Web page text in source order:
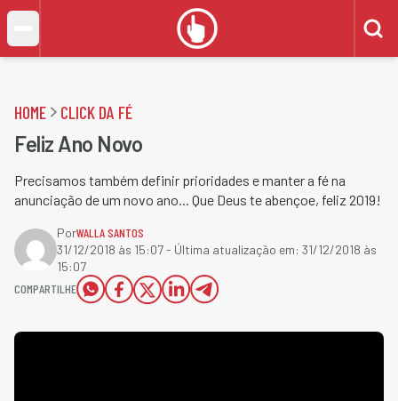
HOME CLICK DA FÉ
Feliz Ano Novo
Precisamos também definir prioridades e manter a fé na
anunciação de um novo ano... Que Deus te abençoe, feliz 2019!​
PorWALLA SANTOS
31/12/2018 às 15:07- Última atualização em: 31/12/2018 às
15:07
COMPARTILHE